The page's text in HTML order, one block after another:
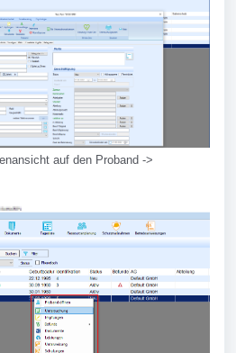
auf den Proband ->